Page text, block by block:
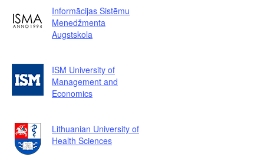
Informācijas Sistēmu
Menedžmenta
Augstskola
ISM University of
Management and
Economics
Lithuanian University of
Health Sciences